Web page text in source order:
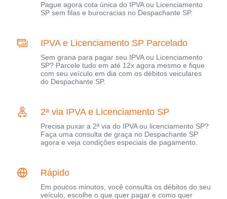
Pague agora cota única do IPVA ou Licenciamento
SP sem filas e burocracias no Despachante SP.
IPVA e Licenciamento SP Parcelado
Sem grana para pagar seu IPVA ou Licenciamento
SP? Parcele tudo em até 12x agora mesmo e fique
com seu veículo em dia com os débitos veiculares
do Despachante SP.
2ª via IPVA e Licenciamento SP
Precisa puxar a 2ª via do IPVA ou licenciamento SP?
Faça uma consulta de graça no Despachante SP
agora e veja condições especiais de pagamento.
Rápido
Em poucos minutos, você consulta os débitos do seu
veículo, escolhe o que quer pagar e como quer